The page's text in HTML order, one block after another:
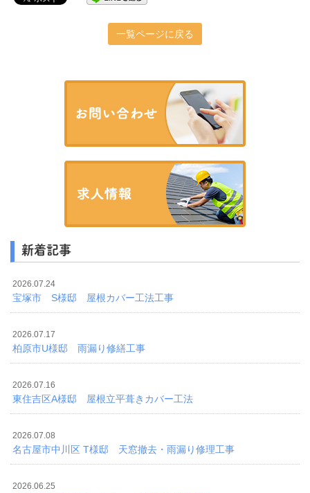
一覧ページに戻る
新着記事
2026.07.24
宝塚市 S様邸 屋根カバー工法工事
2026.07.17
柏原市U様邸 雨漏り修繕工事
2026.07.16
東住吉区A様邸 屋根立平葺きカバー工法
2026.07.08
名古屋市中川区 T様邸 天窓撤去・雨漏り修理工事
2026.06.25